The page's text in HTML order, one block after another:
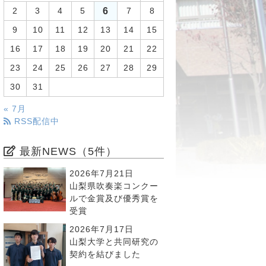
2 3 4 5 6 7 8
9 10 11 12 13 14 15
16 17 18 19 20 21 22
23 24 25 26 27 28 29
30 31
« 7月
RSS配信中
最新NEWS（5件）
2026年7月21日
山梨県吹奏楽コンクー
ルで金賞及び優秀賞を
受賞
2026年7月17日
山梨大学と共同研究の
契約を結びました